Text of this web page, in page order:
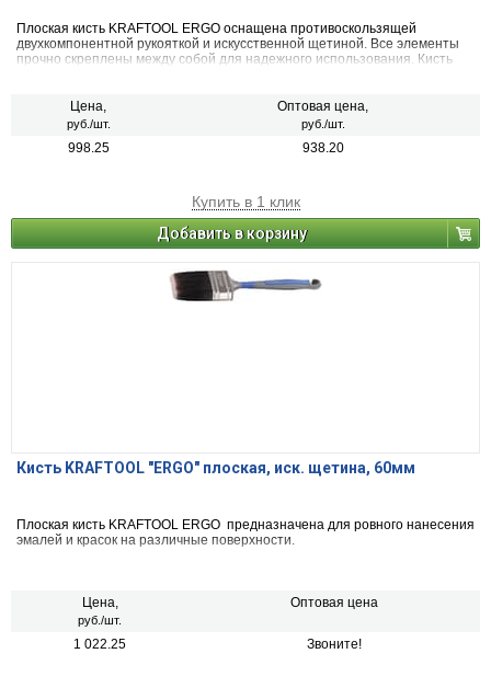
Плоская кисть KRAFTOOL ERGO оснащена противоскользящей
двухкомпонентной рукояткой и искусственной щетиной. Все элементы
прочно скреплены между собой для надежного использования. Кисть
Цена,
руб./шт.
Оптовая цена,
руб./шт.
998.25 938.20
Купить в 1 клик
Добавить в корзину
Кисть KRAFTOOL "ERGO" плоская, иск. щетина, 60мм
Плоская кисть KRAFTOOL ERGO предназначена для ровного нанесения
эмалей и красок на различные поверхности.
Цена,
руб./шт.
Оптовая цена
1 022.25 Звоните!